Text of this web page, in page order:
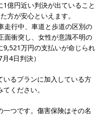
億円近い判決が出ていること
方が安心といえます。
走行中、車道と歩道の区別の
面衝突し、女性が意識不明の
9,521万円の支払いが命じられ
4日判決）
るプランに加入している方
ください。
一つです。傷害保険はその名